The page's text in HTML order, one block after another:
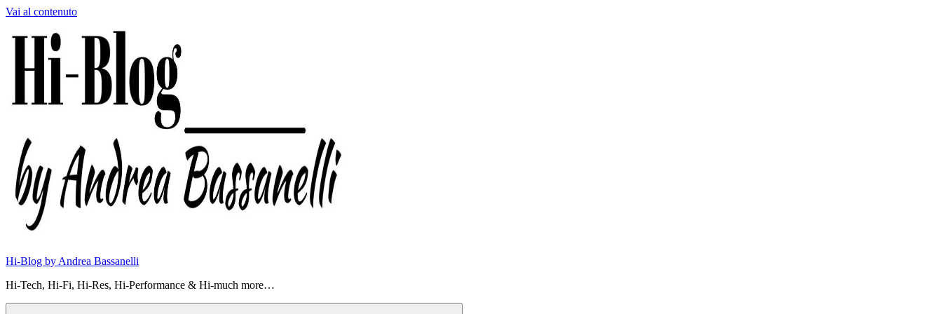
Vai al contenuto
Hi-Blog by Andrea Bassanelli
Hi-Tech, Hi-Fi, Hi-Res, Hi-Performance & Hi-much more…